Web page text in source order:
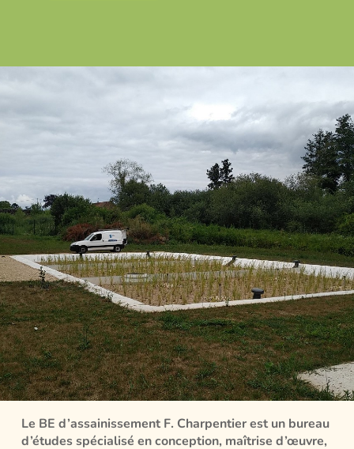
Le BE d’assainissement F. Charpentier est un bureau
d’études spécialisé en conception, maîtrise d’œuvre,